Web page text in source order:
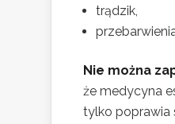
trądzik,
Nie można
że medycyna
tylko poprawia